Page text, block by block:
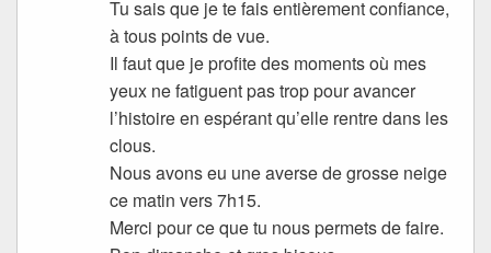
Tu sais que je te fais entièrement confiance,
à tous points de vue.
Il faut que je profite des moments où mes
yeux ne fatiguent pas trop pour avancer
l’histoire en espérant qu’elle rentre dans les
clous.
Nous avons eu une averse de grosse neige
ce matin vers 7h15.
Merci pour ce que tu nous permets de faire.